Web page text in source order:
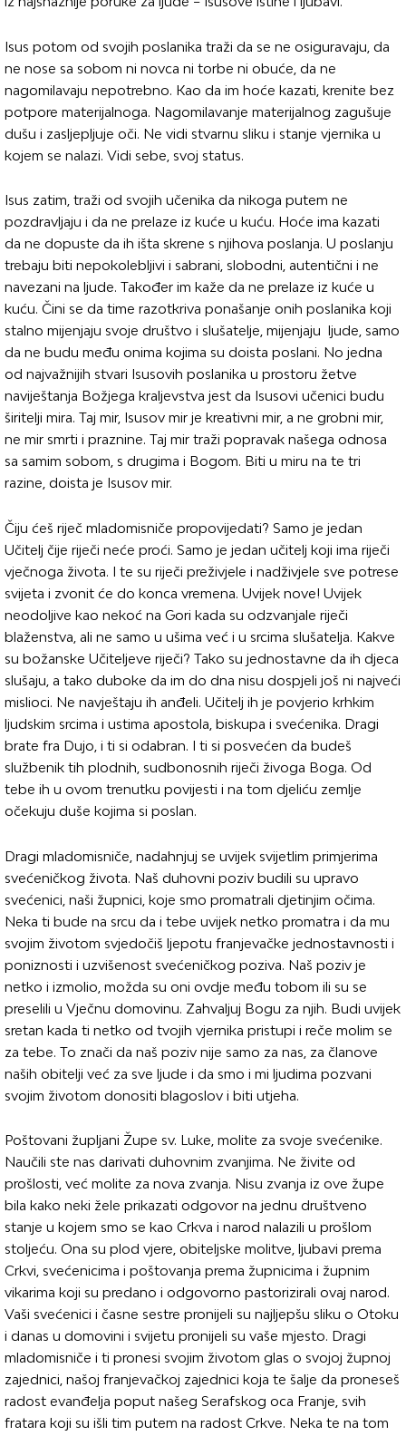
Isus potom od svojih poslanika traži da se ne osiguravaju, da
ne nose sa sobom ni novca ni torbe ni obuće, da ne
nagomilavaju nepotrebno. Kao da im hoće kazati, krenite bez
potpore materijalnoga. Nagomilavanje materijalnog zagušuje
dušu i zasljepljuje oči. Ne vidi stvarnu sliku i stanje vjernika u
kojem se nalazi. Vidi sebe, svoj status.
Isus zatim, traži od svojih učenika da nikoga putem ne
pozdravljaju i da ne prelaze iz kuće u kuću. Hoće ima kazati
da ne dopuste da ih išta skrene s njihova poslanja. U poslanju
trebaju biti nepokolebljivi i sabrani, slobodni, autentični i ne
navezani na ljude. Također im kaže da ne prelaze iz kuće u
kuću. Čini se da time razotkriva ponašanje onih poslanika koji
stalno mijenjaju svoje društvo i slušatelje, mijenjaju ljude, samo
da ne budu među onima kojima su doista poslani. No jedna
od najvažnijih stvari Isusovih poslanika u prostoru žetve
naviještanja Božjega kraljevstva jest da Isusovi učenici budu
širitelji mira. Taj mir, Isusov mir je kreativni mir, a ne grobni mir,
ne mir smrti i praznine. Taj mir traži popravak našega odnosa
sa samim sobom, s drugima i Bogom. Biti u miru na te tri
razine, doista je Isusov mir.
Čiju ćeš riječ mladomisniče propovijedati? Samo je jedan
Učitelj čije riječi neće proći. Samo je jedan učitelj koji ima riječi
vječnoga života. I te su riječi preživjele i nadživjele sve potrese
svijeta i zvonit će do konca vremena. Uvijek nove! Uvijek
neodoljive kao nekoć na Gori kada su odzvanjale riječi
blaženstva, ali ne samo u ušima već i u srcima slušatelja. Kakve
su božanske Učiteljeve riječi? Tako su jednostavne da ih djeca
slušaju, a tako duboke da im do dna nisu dospjeli još ni najveći
mislioci. Ne navještaju ih anđeli. Učitelj ih je povjerio krhkim
ljudskim srcima i ustima apostola, biskupa i svećenika. Dragi
brate fra Dujo, i ti si odabran. I ti si posvećen da budeš
službenik tih plodnih, sudbonosnih riječi živoga Boga. Od
tebe ih u ovom trenutku povijesti i na tom djeliću zemlje
očekuju duše kojima si poslan.
Dragi mladomisniče, nadahnjuj se uvijek svijetlim primjerima
svećeničkog života. Naš duhovni poziv budili su upravo
svećenici, naši župnici, koje smo promatrali djetinjim očima.
Neka ti bude na srcu da i tebe uvijek netko promatra i da mu
svojim životom svjedočiš ljepotu franjevačke jednostavnosti i
poniznosti i uzvišenost svećeničkog poziva. Naš poziv je
netko i izmolio, možda su oni ovdje među tobom ili su se
preselili u Vječnu domovinu. Zahvaljuj Bogu za njih. Budi uvijek
sretan kada ti netko od tvojih vjernika pristupi i reče molim se
za tebe. To znači da naš poziv nije samo za nas, za članove
naših obitelji već za sve ljude i da smo i mi ljudima pozvani
svojim životom donositi blagoslov i biti utjeha.
Poštovani župljani Župe sv. Luke, molite za svoje svećenike.
Naučili ste nas darivati duhovnim zvanjima. Ne živite od
prošlosti, već molite za nova zvanja. Nisu zvanja iz ove župe
bila kako neki žele prikazati odgovor na jednu društveno
stanje u kojem smo se kao Crkva i narod nalazili u prošlom
stoljeću. Ona su plod vjere, obiteljske molitve, ljubavi prema
Crkvi, svećenicima i poštovanja prema župnicima i župnim
vikarima koji su predano i odgovorno pastorizirali ovaj narod.
Vaši svećenici i časne sestre pronijeli su najljepšu sliku o Otoku
i danas u domovini i svijetu pronijeli su vaše mjesto. Dragi
mladomisniče i ti pronesi svojim životom glas o svojoj župnoj
zajednici, našoj franjevačkoj zajednici koja te šalje da proneseš
radost evanđelja poput našeg Serafskog oca Franje, svih
fratara koji su išli tim putem na radost Crkve. Neka te na tom